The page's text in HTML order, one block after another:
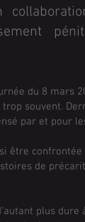
du 8 mars
souvent.
par et pour
être
de
plus